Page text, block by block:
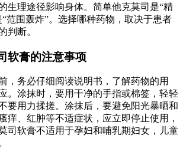
生理途径影响身体。简单他克莫司是“精
范围轰炸”。选择哪种药物，取决于患者
判断。
软膏的注意事项
，务必仔细阅读说明书，了解药物的用
。涂抹时，要用干净的手指或棉签，轻轻
要用力揉搓。涂抹后，要避免阳光暴晒和
痒、红肿等不适症状，应立即停止使用，
司软膏不适用于孕妇和哺乳期妇女，儿童